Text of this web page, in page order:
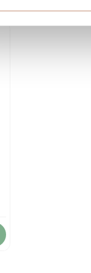
is possible
winkelwagen